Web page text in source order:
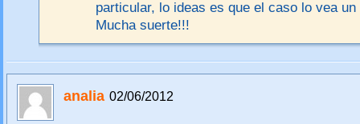
particular, lo ideas es que el caso lo vea
Mucha suerte!!!
analia 02/06/2012